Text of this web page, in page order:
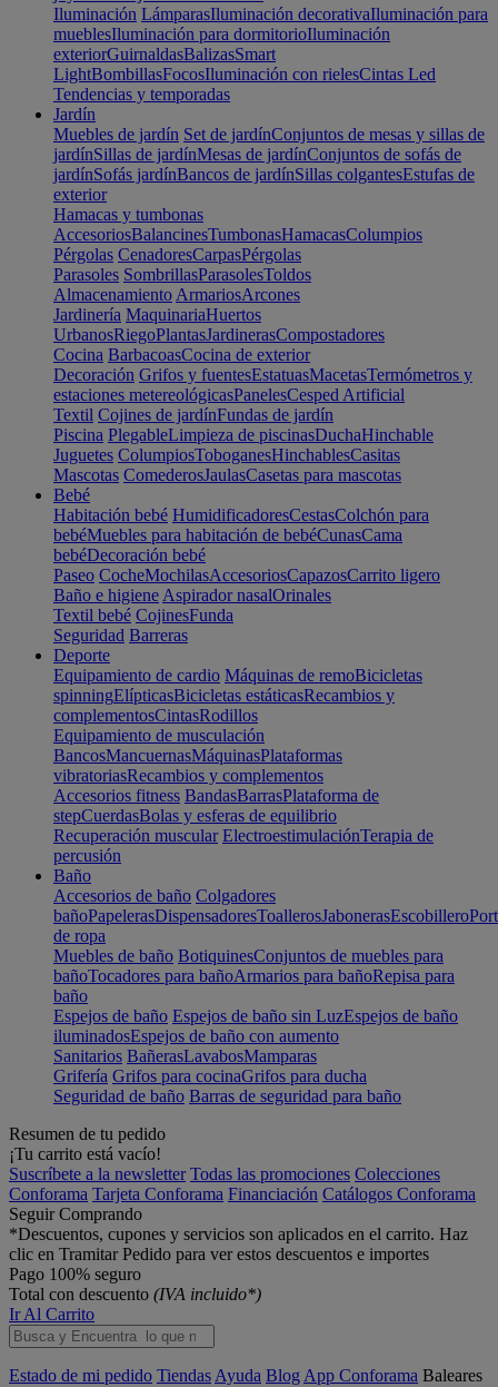
Iluminación LámparasIluminación decorativaIluminación para
mueblesIluminación para dormitorioIluminación
exteriorGuirnaldasBalizasSmart
LightBombillasFocosIluminación con rielesCintas Led
Tendencias y temporadas
Jardín
Muebles de jardín Set de jardínConjuntos de mesas y sillas de
jardínSillas de jardínMesas de jardínConjuntos de sofás de
jardínSofás jardínBancos de jardínSillas colgantesEstufas de
exterior
Hamacas y tumbonas
AccesoriosBalancinesTumbonasHamacasColumpios
Pérgolas CenadoresCarpasPérgolas
Parasoles SombrillasParasolesToldos
Almacenamiento ArmariosArcones
Jardinería MaquinariaHuertos
UrbanosRiegoPlantasJardinerasCompostadores
Cocina BarbacoasCocina de exterior
Decoración Grifos y fuentesEstatuasMacetasTermómetros y
estaciones metereológicasPanelesCesped Artificial
Textil Cojines de jardínFundas de jardín
Piscina PlegableLimpieza de piscinasDuchaHinchable
Juguetes ColumpiosToboganesHinchablesCasitas
Mascotas ComederosJaulasCasetas para mascotas
Bebé
Habitación bebé HumidificadoresCestasColchón para
bebéMuebles para habitación de bebéCunasCama
bebéDecoración bebé
Paseo CocheMochilasAccesoriosCapazosCarrito ligero
Baño e higiene Aspirador nasalOrinales
Textil bebé CojinesFunda
Seguridad Barreras
Deporte
Equipamiento de cardio Máquinas de remoBicicletas
spinningElípticasBicicletas estáticasRecambios y
complementosCintasRodillos
Equipamiento de musculación
BancosMancuernasMáquinasPlataformas
vibratoriasRecambios y complementos
Accesorios fitness BandasBarrasPlataforma de
stepCuerdasBolas y esferas de equilibrio
Recuperación muscular ElectroestimulaciónTerapia de
percusión
Baño
Accesorios de baño Colgadores
bañoPapelerasDispensadoresToallerosJabonerasEscobillero
de ropa
Muebles de baño BotiquinesConjuntos de muebles para
bañoTocadores para bañoArmarios para bañoRepisa para
baño
Espejos de baño Espejos de baño sin LuzEspejos de baño
iluminadosEspejos de baño con aumento
Sanitarios BañerasLavabosMamparas
Grifería Grifos para cocinaGrifos para ducha
Seguridad de baño Barras de seguridad para baño
Resumen de tu pedido
¡Tu carrito está vacío!
Suscríbete a la newsletter Todas las promociones Colecciones
Conforama Tarjeta Conforama Financiación Catálogos Conforama
Seguir Comprando
*Descuentos, cupones y servicios son aplicados en el carrito. Haz
clic en Tramitar Pedido para ver estos descuentos e importes
Pago 100% seguro
Total con descuento (IVA incluido*)
Ir Al Carrito
Estado de mi pedido Tiendas Ayuda Blog App Conforama Baleares